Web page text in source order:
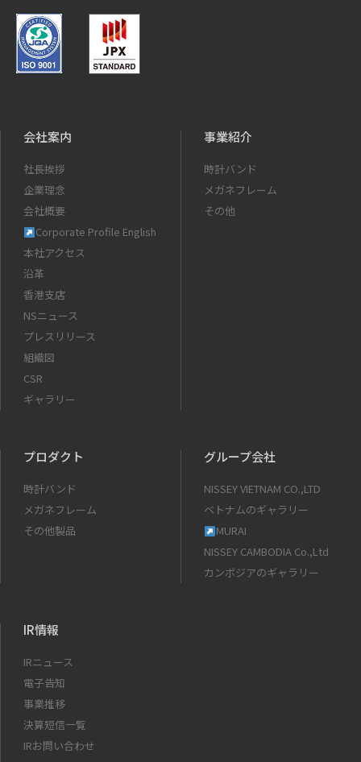
会社案内
社長挨拶
企業理念
会社概要
Corporate Profile English
本社アクセス
沿革
香港支店
NSニュース
プレスリリース
組織図
CSR
ギャラリー
事業紹介
時計バンド
メガネフレーム
その他
プロダクト
時計バンド
メガネフレーム
その他製品
グループ会社
NISSEY VIETNAM CO.,LTD
ベトナムのギャラリー
MURAI
NISSEY CAMBODIA Co.,Ltd
カンボジアのギャラリー
IR情報
IRニュース
電子告知
事業推移
決算短信一覧
IRお問い合わせ